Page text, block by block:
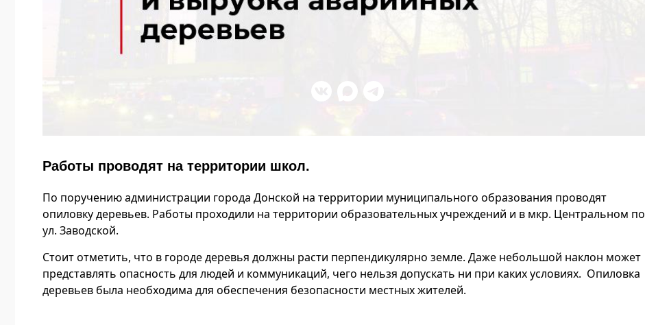
Работы проводят на территории школ.
По поручению администрации города Донской на территории муниципального образования проводят
опиловку деревьев. Работы проходили на территории образовательных учреждений и в мкр. Центральном по
ул. Заводской.
Стоит отметить, что в городе деревья должны расти перпендикулярно земле. Даже небольшой наклон может
представлять опасность для людей и коммуникаций, чего нельзя допускать ни при каких условиях. Опиловка
деревьев была необходима для обеспечения безопасности местных жителей.